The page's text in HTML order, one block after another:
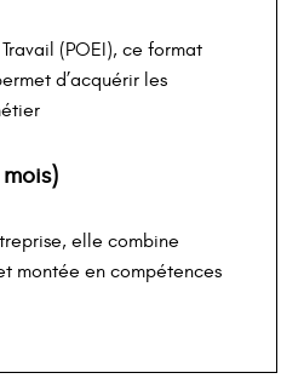
(POEI), ce format
d’acquérir les
mois)
elle combine
montée en compétences